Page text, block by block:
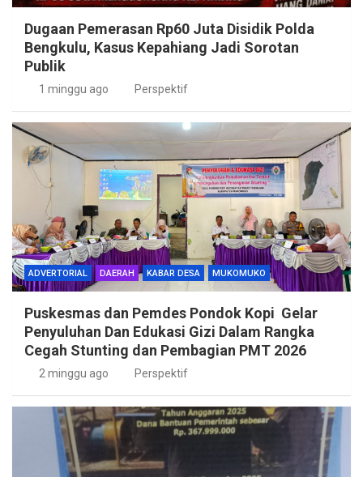
Dugaan Pemerasan Rp60 Juta Disidik Polda
Bengkulu, Kasus Kepahiang Jadi Sorotan
Publik
1 minggu ago Perspektif
ADVERTORIAL DAERAH KABAR DESA MUKOMUKO
Puskesmas dan Pemdes Pondok Kopi Gelar
Penyuluhan Dan Edukasi Gizi Dalam Rangka
Cegah Stunting dan Pembagian PMT 2026
2 minggu ago Perspektif